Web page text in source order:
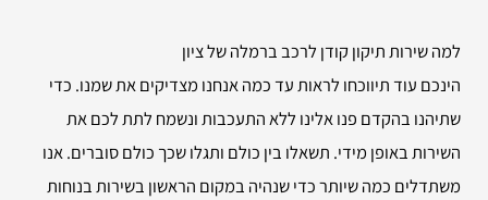
למה שירותתיקון קודן לרכב ברמלה של ציון
הינכם עוד תיווכחו לראות עד כמה אנחנו מצדיקים את שמנו. כדי
שתיהנו בהקדם פנו אלינו ללא התעכבות ונשמח לתת לכם את
השירות באופן מידי. תשאלו בין כולם ותגלו שכך כולם סוברים. אנו
משתדלים כמה שיותר כדי שנהיה במקום הראשון בשירות בנוחות